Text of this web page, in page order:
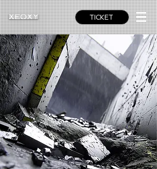
TICKET